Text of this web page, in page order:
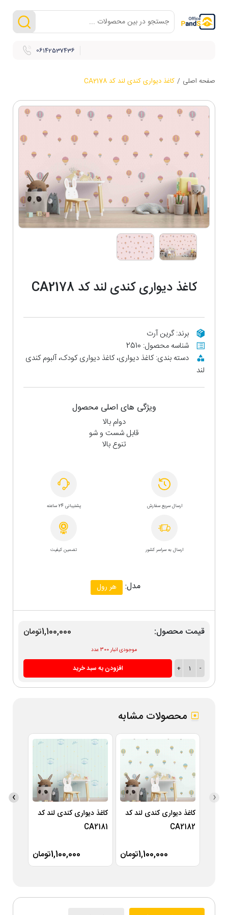
06142537436
صفحه اصلی / کاغذ دیواری کندی لند کد CA2178
کاغذ دیواری کندی لند کد CA2178
برند: گرین آرت
شناسه محصول: 2510
دسته بندی: کاغذ دیواری، کاغذ دیواری کودک، آلبوم کندی
لند
ویژگی های اصلی محصول
دوام بالا
قابل شست و شو
تنوع بالا
ارسال سریع سفارش پشتیبانی 24 ساعته
ارسال به سراسر کشور تضمین کیفیت
مدل: هر رول
قیمت محصول: 1,100,000تومان
موجودی انبار 300 عدد
-
1
+ افزودن به سبد خرید
محصولات مشابه
کاغذ دیواری کندی لند کد
CA2182
1,100,000تومان
کاغذ دیواری کندی لند کد
CA2181
1,100,000تومان
‹
›